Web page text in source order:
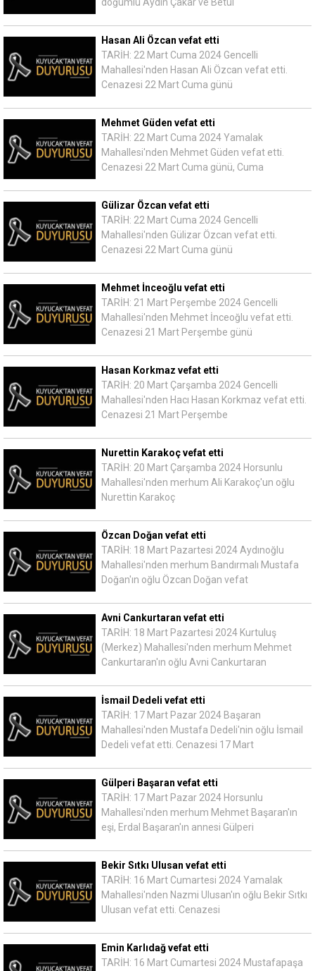
doğumlu Aydın Çakar ve Betül
Hasan Ali Özcan vefat etti
TARİH: 22 Mart Cuma 2024 Gencelli
Mahallesi'nden Hasan Ali Özcan vefat etti.
Cenazesi 22 Mart Cuma günü
Mehmet Güden vefat etti
TARİH: 22 Mart Cuma 2024 Yamalak
Mahallesi'nden Mehmet Güden vefat etti.
Cenazesi 22 Mart Cuma günü, Cuma
Gülizar Özcan vefat etti
TARİH: 22 Mart Cuma 2024 Gencelli
Mahallesi'nden Gülizar Özcan vefat etti.
Cenazesi 22 Mart Cuma günü
Mehmet İnceoğlu vefat etti
TARİH: 21 Mart Perşembe 2024 Gencelli
Mahallesi'nden Mehmet İnceoğlu vefat etti.
Cenazesi 21 Mart Perşembe günü
Hasan Korkmaz vefat etti
TARİH: 20 Mart Çarşamba 2024 Gencelli
Mahallesi'nden Hacı Hasan Korkmaz vefat etti.
Cenazesi 21 Mart Perşembe
Nurettin Karakoç vefat etti
TARİH: 20 Mart Çarşamba 2024 Horsunlu
Mahallesi'nden merhum Ali Karakoç'un oğlu
Nurettin Karakoç
Özcan Doğan vefat etti
TARİH: 18 Mart Pazartesi 2024 Aydınoğlu
Mahallesi'nden merhum Bandırmalı Mustafa
Doğan'ın oğlu Özcan Doğan vefat
Avni Cankurtaran vefat etti
TARİH: 18 Mart Pazartesi 2024 Kurtuluş
(Merkez) Mahallesi'nden merhum Mehmet
Cankurtaran'ın oğlu Avni Cankurtaran
İsmail Dedeli vefat etti
TARİH: 17 Mart Pazar 2024 Başaran
Mahallesi'nden Mustafa Dedeli'nin oğlu İsmail
Dedeli vefat etti. Cenazesi 17 Mart
Gülperi Başaran vefat etti
TARİH: 17 Mart Pazar 2024 Horsunlu
Mahallesi'nden merhum Mehmet Başaran'ın
eşi, Erdal Başaran'ın annesi Gülperi
Bekir Sıtkı Ulusan vefat etti
TARİH: 16 Mart Cumartesi 2024 Yamalak
Mahallesi'nden Nazmi Ulusan'ın oğlu Bekir Sıtkı
Ulusan vefat etti. Cenazesi
Emin Karlıdağ vefat etti
TARİH: 16 Mart Cumartesi 2024 Mustafapaşa